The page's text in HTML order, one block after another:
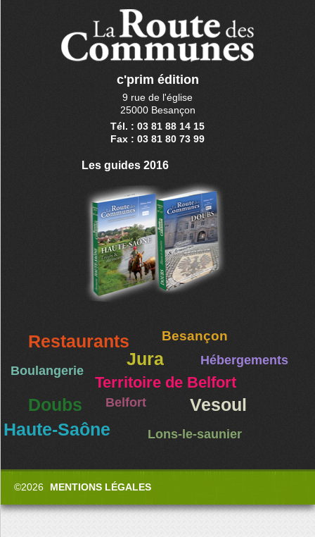
c'prim édition
9 rue de l'église
25000 Besançon
Tél. : 03 81 88 14 15
Fax : 03 81 80 73 99
Les guides 2016
Restaurants Besançon
Jura Hébergements
Boulangerie
Territoire de Belfort
Doubs Belfort
Vesoul
Haute-Saône
Lons-le-saunier
©2026 MENTIONS LÉGALES